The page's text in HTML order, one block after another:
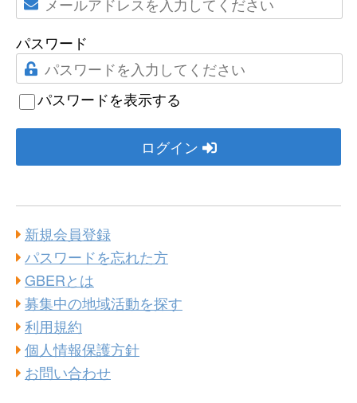
パスワード
パスワードを表示する
ログイン
新規会員登録
パスワードを忘れた方
GBERとは
募集中の地域活動を探す
利用規約
個人情報保護方針
お問い合わせ